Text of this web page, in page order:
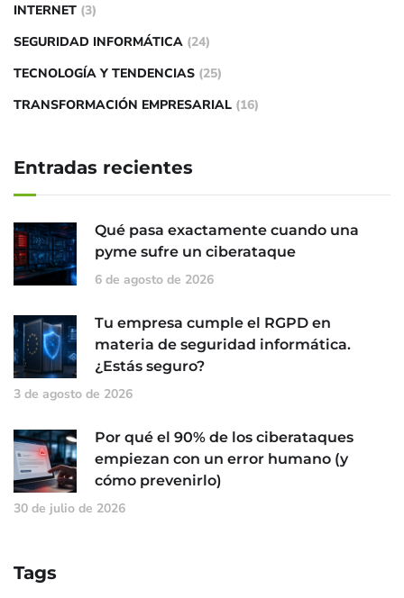
INTERNET (3)
SEGURIDAD INFORMÁTICA (24)
TECNOLOGÍA Y TENDENCIAS (25)
TRANSFORMACIÓN EMPRESARIAL (16)
Entradas recientes
Qué pasa exactamente cuando una
pyme sufre un ciberataque
6 de agosto de 2026
Tu empresa cumple el RGPD en
materia de seguridad informática.
¿Estás seguro?
3 de agosto de 2026
Por qué el 90% de los ciberataques
empiezan con un error humano (y
cómo prevenirlo)
30 de julio de 2026
Tags